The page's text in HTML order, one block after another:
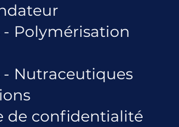
Polymérisation
- Nutraceutiques
de confidentialité